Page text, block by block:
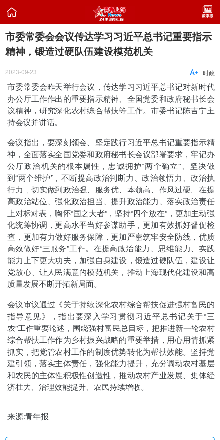

市委常委会会议传达学习习近平总书记重要指示
精神，锻造过硬队伍建设模范机关
2023-09-23 时政

市委常委会昨天举行会议，传达学习习近平总书记对新时代
办公厅工作作出的重要指示精神、全国党委和政府秘书长会
议精神，研究深化农村综合帮扶等工作。市委书记陈吉宁主
持会议并讲话。
会议指出，要深刻领会、坚定践行习近平总书记重要指示精
神，全面落实全国党委和政府秘书长会议部署要求，牢记办
公厅政治机关的根本属性，忠诚拥护“两个确立”、坚决做
到“两个维护”，不断提高政治判断力、政治领悟力、政治执
行力，切实做到政治强、服务优、本领高、作风过硬。在提
高政治站位、强化政治担当、提升政治能力、落实政治责任
上对标对表，胸怀“国之大者”，坚持“四个放在”，更加主动强
化统筹协调，更高水平当好参谋助手，更加有效抓好督促检
查，更加有力做好服务保障，更加严密筑牢安全防线，优质
高效做好“三服务”工作。在提高政治能力、思维能力、实践
能力上下更大功夫，加强自身建设，锻造过硬队伍，建设让
党放心、让人民满意的模范机关，推动上海现代化建设和高
质量发展不断开拓新局面。
会议审议通过《关于持续深化农村综合帮扶促进强村富民的
指导意见》，指出要深入学习贯彻习近平总书记关于“三
农”工作重要论述，围绕强村富民总目标，把推进新一轮农村
综合帮扶工作作为乡村振兴战略的重要举措，用心用情抓紧
抓实，把党管农村工作的制度优势转化为帮扶效能。坚持党
建引领，落实主体责任，强化能力提升，充分调动农村基层
和农民的主体性积极性创造性，推动农村产业发展、集体经
济壮大、治理效能提升、农民持续增收。
来源:青年报